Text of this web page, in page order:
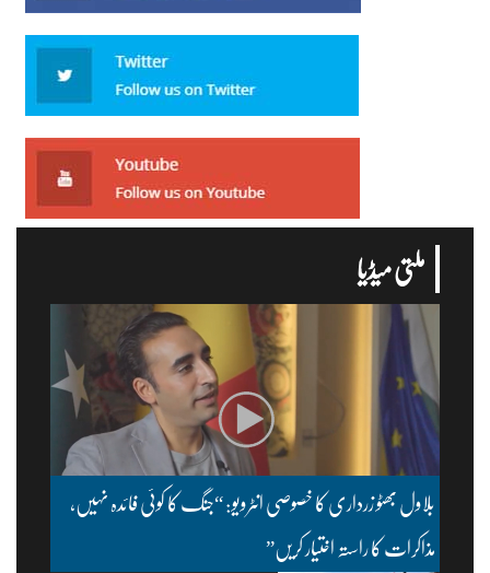
ملتی میڈیا
بلاول بھٹو زرداری کا خصوصی انٹرویو: “جنگ کا کوئی فائدہ نہیں،
مذاکرات کا راستہ اختیار کریں”